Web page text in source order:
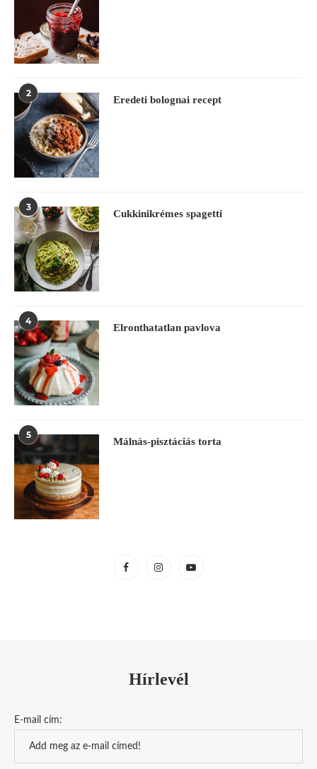
2
Eredeti bolognai recept
3
Cukkinikrémes spagetti
4
Elronthatatlan pavlova
5
Málnás-pisztáciás torta
Hírlevél
E-mail cím: